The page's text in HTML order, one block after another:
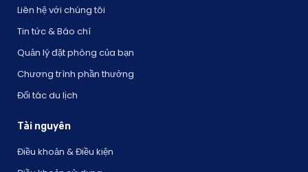
Liên hệ với chúng tôi
Tin tức & Báo chí
Quản lý đặt phòng của bạn
Chương trình phần thưởng
Đối tác du lịch
Tài nguyên
Điều khoản & Điều kiện